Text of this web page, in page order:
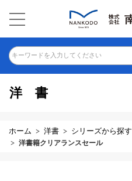
キーワードを入力してください
洋書
ホーム 洋書 シリーズから探す
洋書籍クリアランスセール